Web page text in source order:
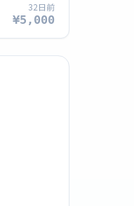
32日前
¥5,000